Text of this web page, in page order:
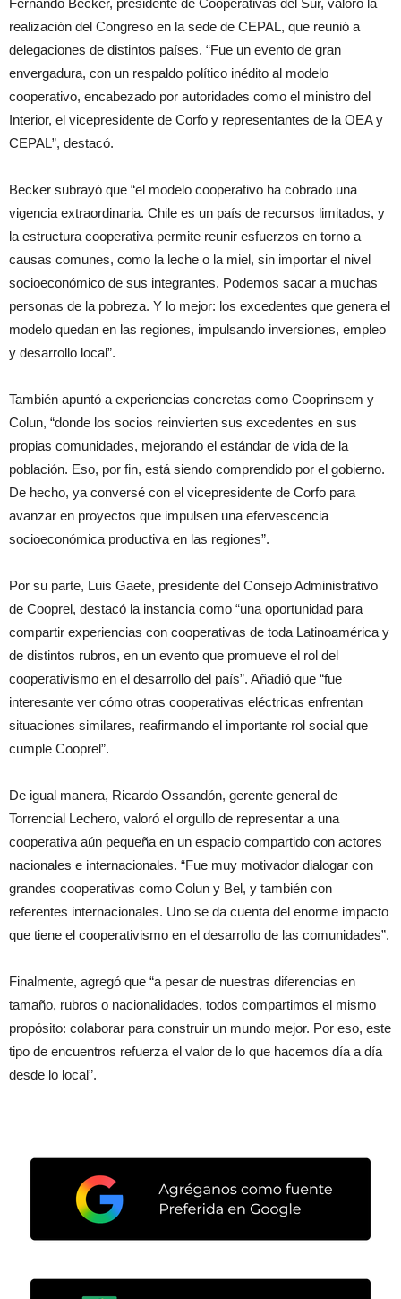
Fernando Becker, presidente de Cooperativas del Sur, valoró la
realización del Congreso en la sede de CEPAL, que reunió a
delegaciones de distintos países. “Fue un evento de gran
envergadura, con un respaldo político inédito al modelo
cooperativo, encabezado por autoridades como el ministro del
Interior, el vicepresidente de Corfo y representantes de la OEA y
CEPAL”, destacó.
Becker subrayó que “el modelo cooperativo ha cobrado una
vigencia extraordinaria. Chile es un país de recursos limitados, y
la estructura cooperativa permite reunir esfuerzos en torno a
causas comunes, como la leche o la miel, sin importar el nivel
socioeconómico de sus integrantes. Podemos sacar a muchas
personas de la pobreza. Y lo mejor: los excedentes que genera el
modelo quedan en las regiones, impulsando inversiones, empleo
y desarrollo local”.
También apuntó a experiencias concretas como Cooprinsem y
Colun, “donde los socios reinvierten sus excedentes en sus
propias comunidades, mejorando el estándar de vida de la
población. Eso, por fin, está siendo comprendido por el gobierno.
De hecho, ya conversé con el vicepresidente de Corfo para
avanzar en proyectos que impulsen una efervescencia
socioeconómica productiva en las regiones”.
Por su parte, Luis Gaete, presidente del Consejo Administrativo
de Cooprel, destacó la instancia como “una oportunidad para
compartir experiencias con cooperativas de toda Latinoamérica y
de distintos rubros, en un evento que promueve el rol del
cooperativismo en el desarrollo del país”. Añadió que “fue
interesante ver cómo otras cooperativas eléctricas enfrentan
situaciones similares, reafirmando el importante rol social que
cumple Cooprel”.
De igual manera, Ricardo Ossandón, gerente general de
Torrencial Lechero, valoró el orgullo de representar a una
cooperativa aún pequeña en un espacio compartido con actores
nacionales e internacionales. “Fue muy motivador dialogar con
grandes cooperativas como Colun y Bel, y también con
referentes internacionales. Uno se da cuenta del enorme impacto
que tiene el cooperativismo en el desarrollo de las comunidades”.
Finalmente, agregó que “a pesar de nuestras diferencias en
tamaño, rubros o nacionalidades, todos compartimos el mismo
propósito: colaborar para construir un mundo mejor. Por eso, este
tipo de encuentros refuerza el valor de lo que hacemos día a día
desde lo local”.